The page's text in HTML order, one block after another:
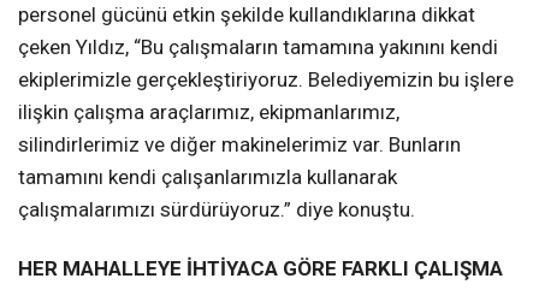
personel gücünü etkin şekilde kullandıklarına dikkat
çeken Yıldız, “Bu çalışmaların tamamına yakınını kendi
ekiplerimizle gerçekleştiriyoruz. Belediyemizin bu işlere
ilişkin çalışma araçlarımız, ekipmanlarımız,
silindirlerimiz ve diğer makinelerimiz var. Bunların
tamamını kendi çalışanlarımızla kullanarak
çalışmalarımızı sürdürüyoruz.” diye konuştu.
HER MAHALLEYE İHTİYACA GÖRE FARKLI ÇALIŞMA